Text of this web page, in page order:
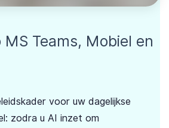
Teams, Mobiel en
voor uw dagelijkse
zodra u AI inzet om